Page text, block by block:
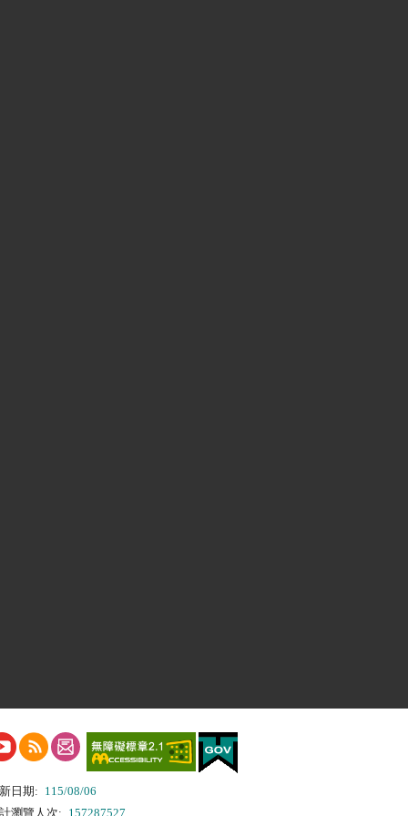
日期: 115/08/06
瀏覽人次:
157287527